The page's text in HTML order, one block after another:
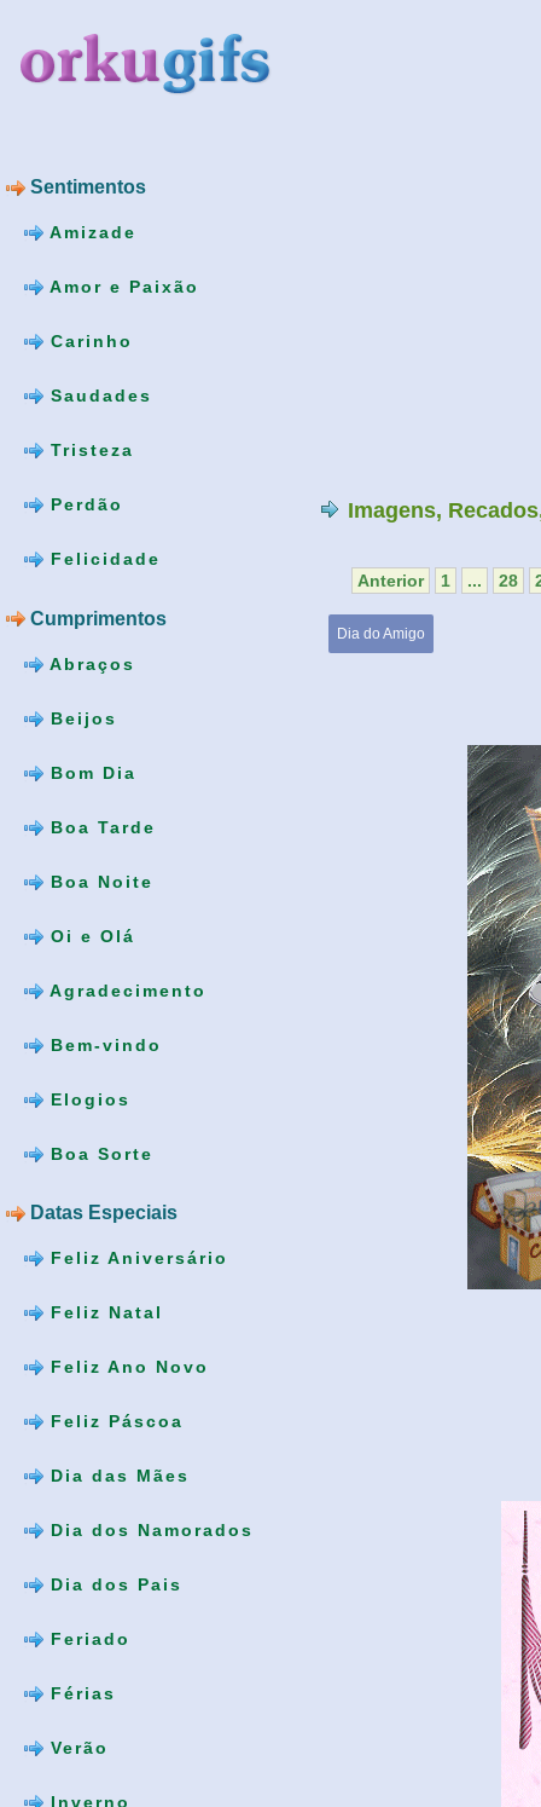
Sentimentos
Amizade
Amor e Paixão
Carinho
Saudades
Tristeza
Perdão
Felicidade
Cumprimentos
Abraços
Beijos
Bom Dia
Boa Tarde
Boa Noite
Oi e Olá
Agradecimento
Bem-vindo
Elogios
Boa Sorte
Datas Especiais
Feliz Aniversário
Feliz Natal
Feliz Ano Novo
Feliz Páscoa
Dia das Mães
Dia dos Namorados
Dia dos Pais
Feriado
Férias
Verão
Inverno
Imagens,
Anterior 1 ... 28
Dia do Amigo